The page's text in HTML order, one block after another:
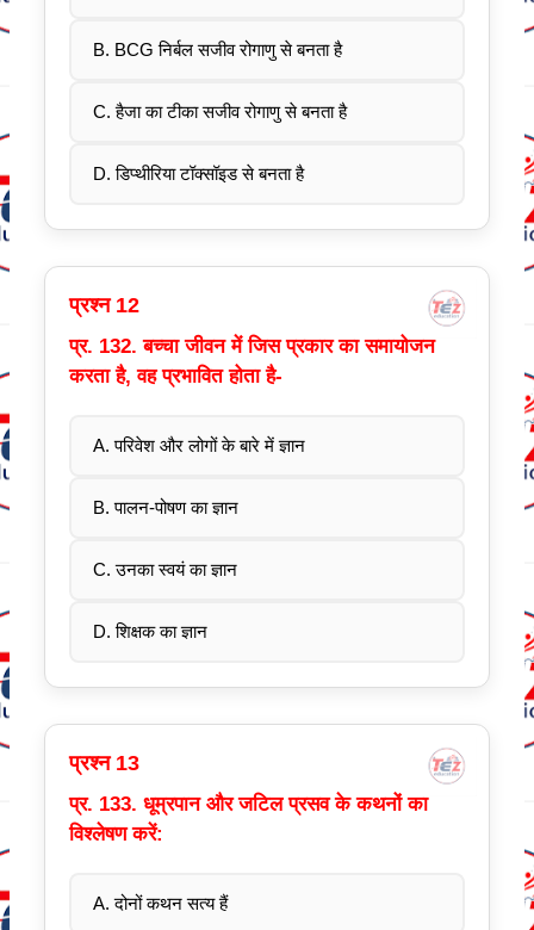
B. BCG निर्बल सजीव रोगाणु से बनता है
C. हैजा का टीका सजीव रोगाणु से बनता है
D. डिप्थीरिया टॉक्सॉइड से बनता है
प्रश्न 12
प्र. 132. बच्चा जीवन में जिस प्रकार का समायोजन
करता है, वह प्रभावित होता है-
A. परिवेश और लोगों के बारे में ज्ञान
B. पालन-पोषण का ज्ञान
C. उनका स्वयं का ज्ञान
D. शिक्षक का ज्ञान
प्रश्न 13
प्र. 133. धूम्रपान और जटिल प्रसव के कथनों का
विश्लेषण करें:
A. दोनों कथन सत्य हैं